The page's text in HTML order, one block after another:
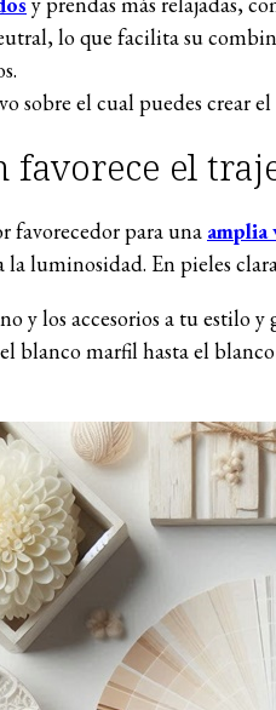
lo que facilita su
sobre el cual puedes crear
favorece el
favorecedor para una amplia
la luminosidad. En pieles
y los accesorios a tu estilo
blanco marfil hasta el